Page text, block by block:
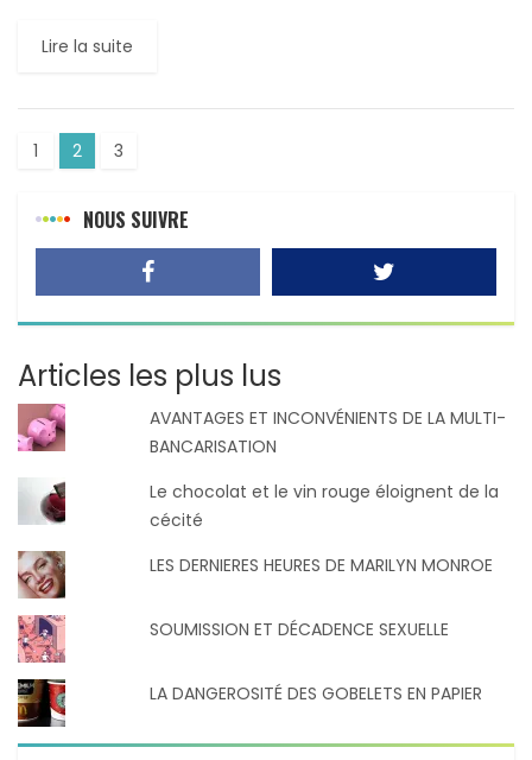
Lire la suite
1 2 3
NOUS SUIVRE
Articles les plus lus
AVANTAGES ET INCONVÉNIENTS DE LA MULTI-
BANCARISATION
Le chocolat et le vin rouge éloignent de la
cécité
LES DERNIERES HEURES DE MARILYN MONROE
SOUMISSION ET DÉCADENCE SEXUELLE
LA DANGEROSITÉ DES GOBELETS EN PAPIER